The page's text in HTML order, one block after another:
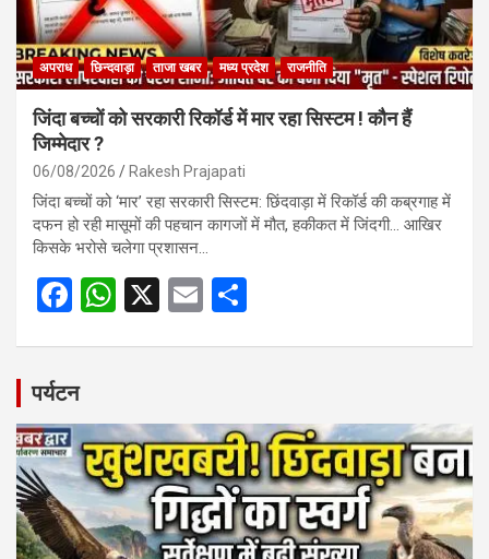
अपराध छिन्दवाड़ा ताजा खबर मध्य प्रदेश राजनीति
जिंदा बच्चों को सरकारी रिकॉर्ड में मार रहा सिस्टम ! कौन हैं
जिम्मेदार ?
06/08/2026 Rakesh Prajapati
जिंदा बच्चों को ‘मार’ रहा सरकारी सिस्टम: छिंदवाड़ा में रिकॉर्ड की कब्रगाह में
दफन हो रही मासूमों की पहचान कागजों में मौत, हकीकत में जिंदगी… आखिर
किसके भरोसे चलेगा प्रशासन…
F
b
o
o
k
W
A
p
p
X
E
पर्यटन